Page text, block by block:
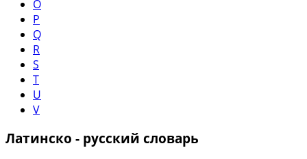
O
P
Q
R
S
T
U
V
Латинско - русский словарь